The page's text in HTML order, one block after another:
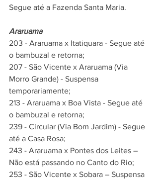
Segue até a Fazenda Santa Maria.
Araruama
203 - Araruama x Itatiquara - Segue até
o bambuzal e retorna;
207 - São Vicente x Araruama (Via
Morro Grande) - Suspensa
temporariamente;
213 - Araruama x Boa Vista - Segue até
o bambuzal e retorna;
239 - Circular (Via Bom Jardim) - Segue
até a Casa Rosa;
243 - Araruama x Pontes dos Leites –
Não está passando no Canto do Rio;
253 - São Vicente x Sobara – Suspensa